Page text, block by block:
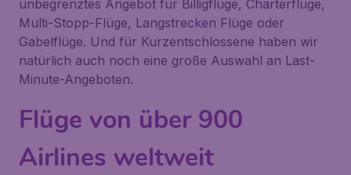
unbegrenztes Angebot für Billigflüge, Charterflüge,
Multi-Stopp-Flüge, Langstrecken Flüge oder
Gabelflüge. Und für Kurzentschlossene haben wir
natürlich auch noch eine große Auswahl an Last-
Minute-Angeboten.
Flüge von über 900
Airlines weltweit